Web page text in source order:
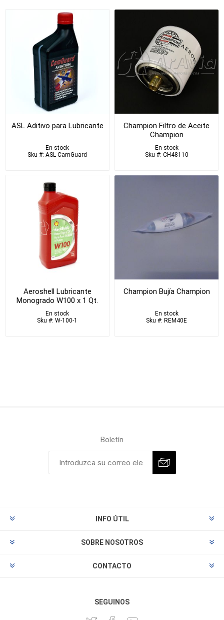
ASL Aditivo para Lubricante
En stock
Sku #: ASL CamGuard
Champion Filtro de Aceite
Champion
En stock
Sku #: CH48110
Aeroshell Lubricante
Monogrado W100 x 1 Qt.
En stock
Sku #: W-100-1
Champion Bujía Champion
En stock
Sku #: REM40E
Boletín
INFO ÚTIL
SOBRE NOSOTROS
CONTACTO
SEGUINOS